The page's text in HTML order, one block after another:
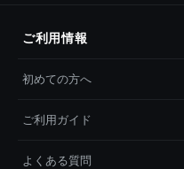
ご利用情報
初めての方へ
ご利用ガイド
よくある質問